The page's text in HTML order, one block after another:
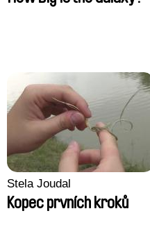
Stela Joudal
Kopec prvních kroků